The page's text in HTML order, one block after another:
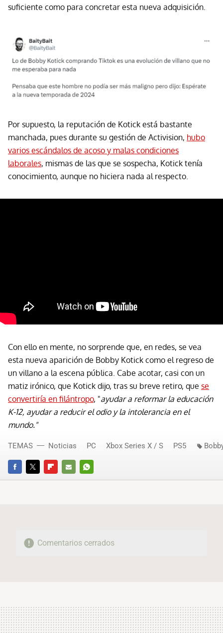
suficiente como para concretar esta nueva adquisición.
Por supuesto, la reputación de Kotick está bastante
manchada, pues durante su gestión de Activision, hubo
varios escándalos de acoso y malas condiciones
laborales, mismas de las que se sospecha, Kotick tenía
conocimiento, aunque no hiciera nada al respecto.
Con ello en mente, no sorprende que, en redes, se vea
esta nueva aparición de Bobby Kotick como el regreso de
un villano a la escena pública. Cabe acotar, casi con un
matiz irónico, que Kotick dijo, tras su breve retiro, que se
convertiría en filántropo, "ayudar a reformar la educación
K-12, ayudar a reducir el odio y la intolerancia en el
mundo."
FACEBOOKTWITTERFLIPBOARD
E-
WHATSAPP
TEMAS Noticias PC Xbox Series X / S PS5
Comentarios cerrados